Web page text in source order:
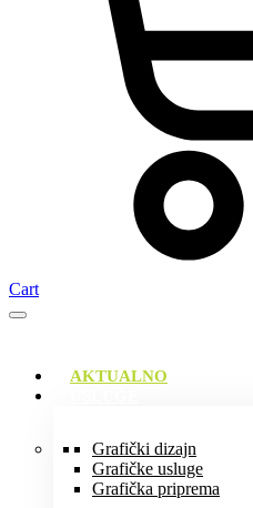
Cart
AKTUALNO
Grafički dizajn
Grafičke usluge
Grafička priprema